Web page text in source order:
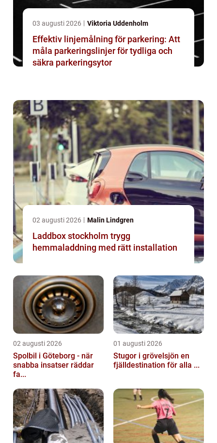
03 augusti 2026 Viktoria Uddenholm
Effektiv linjemålning för parkering: Att
måla parkeringslinjer för tydliga och
säkra parkeringsytor
02 augusti 2026 Malin Lindgren
Laddbox stockholm trygg
hemmaladdning med rätt installation
02 augusti 2026
Spolbil i Göteborg - när
snabba insatser räddar
fa...
01 augusti 2026
Stugor i grövelsjön en
fjälldestination för alla ...